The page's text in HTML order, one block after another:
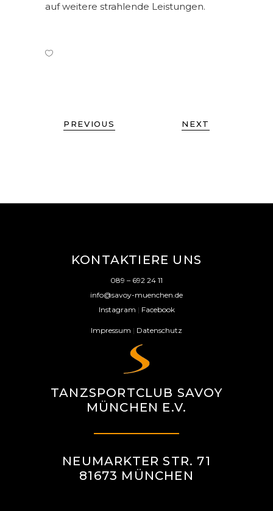
auf weitere strahlende Leistungen.
PREVIOUS NEXT
KONTAKTIERE UNS
089 – 692 24 11
info@savoy-muenchen.de
Instagram | Facebook
Impressum | Datenschutz
TANZSPORTCLUB SAVOY
MÜNCHEN E.V.
NEUMARKTER STR. 71
81673 MÜNCHEN